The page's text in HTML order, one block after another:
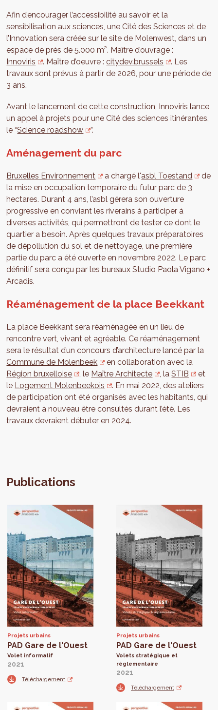
Afin d’encourager l’accessibilité au savoir et la
sensibilisation aux sciences, une Cité des Sciences et de
l’Innovation sera créée sur le site de Molenwest, dans un
espace de près de 5.000 m². Maître d’ouvrage :
Innoviris
. Maître d’oeuvre :citydev.brussels
. Les
travaux sont prévus à partir de 2026, pour une période de
3 ans.
Avant le lancement de cette construction, Innoviris lance
un appel à projets pour une Cité des sciences itinérantes,
le “Science roadshow ”.
Aménagement du parc
Bruxelles Environnement a chargé l'asbl Toestand
de
la mise en occupation temporaire du futur parc de 3
hectares. Durant 4 ans, l’asbl gérera son ouverture
progressive en conviant les riverains à participer à
diverses activités, qui permettront de tester ce dont le
quartier a besoin. Après quelques travaux préparatoires
de dépollution du sol et de nettoyage, une première
partie du parc a été ouverte en novembre 2022. Le parc
définitif sera conçu par les bureaux Studio Paola Vigano +
Arcadis.
Réaménagement de la place Beekkant
La place Beekkant sera réaménagée en un lieu de
rencontre vert, vivant et agréable. Ce réaménagement
sera le résultat d’un concours d’architecture lancé par la
Commune de Molenbeek
en collaboration avec la
Région bruxelloise
, le Maître Architecte , laSTIB
et
le Logement Molenbeekois
. En mai 2022, des ateliers
de participation ont été organisés avec les habitants, qui
devraient à nouveau être consultés durant l’été. Les
travaux devraient débuter en 2024.
Publications
Projets urbains
PAD Gare de l'Ouest
Volet informatif
2021
Téléchargement
Projets urbains
PAD Gare de l'Ouest
Volets stratégique et
règlementaire
2021
Téléchargement